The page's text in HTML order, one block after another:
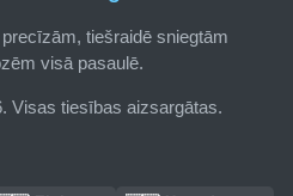
tiešraidē sniegtām
visā pasaulē.
Visas tiesības aizsargātas.